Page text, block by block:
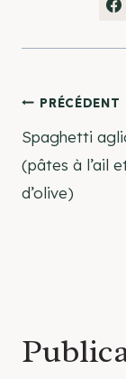
de
l’article
PRÉCÉDENT
Spaghetti
(pâtes à l’ail
d’olive)